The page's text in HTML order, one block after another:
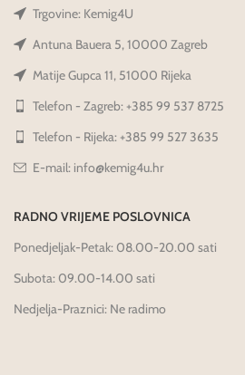
Trgovine: Kemig4U
Antuna Bauera 5, 10000 Zagreb
Matije Gupca 11, 51000 Rijeka
Telefon - Zagreb: +385 99 537 8725
Telefon - Rijeka: +385 99 527 3635
E-mail: info@kemig4u.hr
RADNO VRIJEME POSLOVNICA
Ponedjeljak-Petak: 08.00-20.00 sati
Subota: 09.00-14.00 sati
Nedjelja-Praznici: Ne radimo